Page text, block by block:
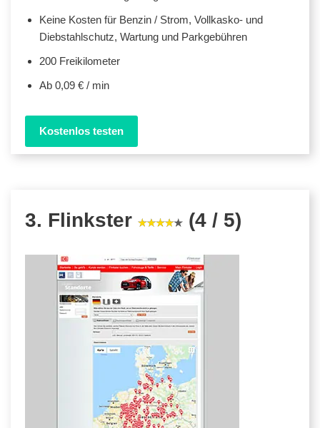
Keine Kosten für Benzin / Strom, Vollkasko- und
Diebstahlschutz, Wartung und Parkgebühren
200 Freikilometer
Ab 0,09 € / min
Kostenlos testen
3. Flinkster (4 / 5)